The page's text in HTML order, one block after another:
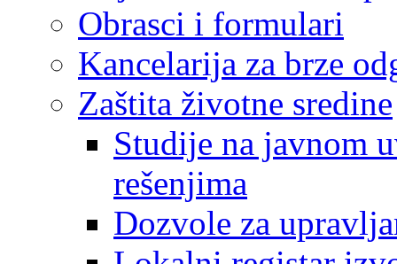
Obrasci i formulari
Kancelarija za brze
Zaštita životne sredine
Studije na javnom
rešenjima
Dozvole za